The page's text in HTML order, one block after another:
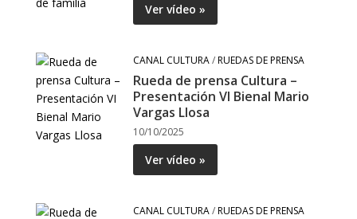
Ver vídeo »
CANAL CULTURA/RUEDAS DE PRENSA
Rueda de prensa Cultura –
Presentación VI Bienal Mario
Vargas Llosa
10/10/2025
Ver vídeo »
CANAL CULTURA/RUEDAS DE PRENSA